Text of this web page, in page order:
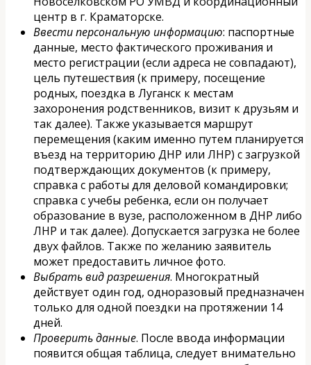
центр в г. Краматорске.
Ввести персональную информацию: паспортные
данные, место фактического проживания и
место регистрации (если адреса не совпадают),
цель путешествия (к примеру, посещение
родных, поездка в Луганск к местам
захоронения родственников, визит к друзьям и
так далее). Также указывается маршрут
перемещения (каким именно путем планируется
въезд на территорию ДНР или ЛНР) с загрузкой
подтверждающих документов (к примеру,
справка с работы для деловой командировки;
справка с учебы ребенка, если он получает
образование в вузе, расположенном в ДНР либо
ЛНР и так далее). Допускается загрузка не более
двух файлов. Также по желанию заявитель
может предоставить личное фото.
Выбрать вид разрешения. Многократный
действует один год, одноразовый предназначен
только для одной поездки на протяжении 14
дней.
Проверить данные. После ввода информации
появится общая таблица, следует внимательно